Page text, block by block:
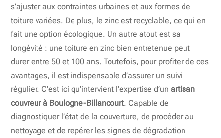
s’ajuster aux contraintes urbaines et aux formes de
toiture variées. De plus, le zinc est recyclable, ce qui en
fait une option écologique. Un autre atout est sa
longévité : une toiture en zinc bien entretenue peut
durer entre 50 et 100 ans. Toutefois, pour profiter de ces
avantages, il est indispensable d’assurer un suivi
régulier. C’est ici qu’intervient l’expertise d’unartisan
couvreur à Boulogne-Billancourt. Capable de
diagnostiquer l’état de la couverture, de procéder au
nettoyage et de repérer les signes de dégradation